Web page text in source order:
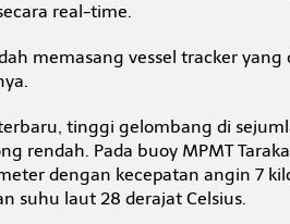
real-time.
memasang vessel tracker yang
tinggi gelombang di
rendah. Pada buoy MPMT
dengan kecepatan angin 7
suhu laut 28 derajat Celsius.